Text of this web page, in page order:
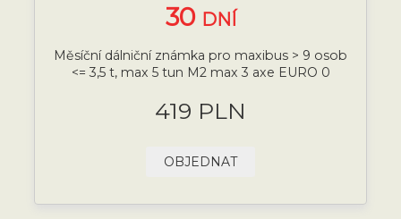
30 DNÍ
Měsíční dálniční známka pro maxibus > 9 osob
<= 3,5 t, max 5 tun M2 max 3 axe EURO 0
419 PLN
OBJEDNAT